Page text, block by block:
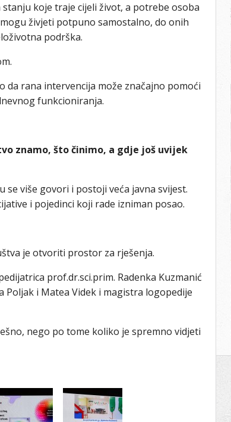
koje traje cijeli život, a potrebe osoba
živjeti potpuno samostalno, do onih
podrška.
da rana intervencija može značajno pomoći
funkcioniranja.
znamo, što činimo, a gdje još uvijek
više govori i postoji veća javna svijest.
i pojedinci koji rade izniman posao.
je otvoriti prostor za rješenja.
prof.dr.sci.prim. Radenka Kuzmanić
Poljak i Matea Videk i magistra logopedije
nego po tome koliko je spremno vidjeti